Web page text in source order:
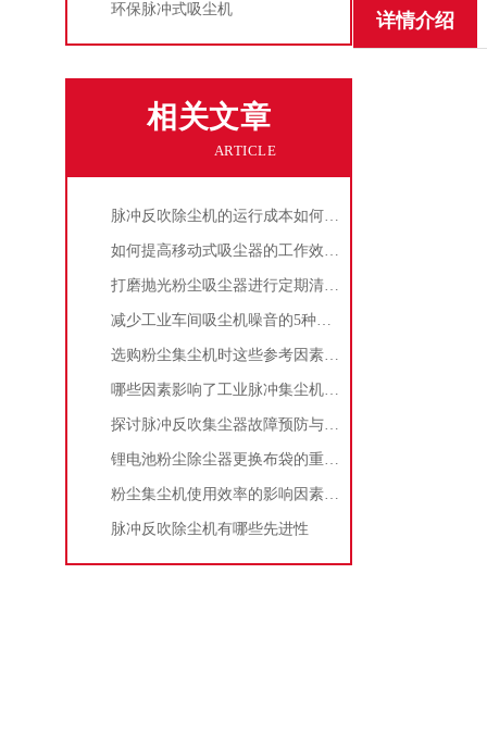
环保脉冲式吸尘机
相关文章
ARTICLE
脉冲反吹除尘机的运行成本如何控制和优化？
如何提高移动式吸尘器的工作效率？
打磨抛光粉尘吸尘器进行定期清理的重要性
减少工业车间吸尘机噪音的5种方法
选购粉尘集尘机时这些参考因素很重要！
哪些因素影响了工业脉冲集尘机的使用寿命？
探讨脉冲反吹集尘器故障预防与维护要点
锂电池粉尘除尘器更换布袋的重要性与方法
粉尘集尘机使用效率的影响因素及改进措施
脉冲反吹除尘机有哪些先进性
详情介绍